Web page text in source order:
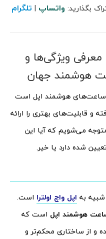
بگذارید: واتساپ | تلگرام
اپل واچ اولترا 2 ؛ معرفی ویژگی‌ها و
هوشمند جهان
ساعت‌های هوشمند اپل است
و قابلیت‌های بهتری را ارائه
می‌شویم که آیا این
شده دارد یا خیر.
اپل واچ اولترا است.
هوشمند اپل است که
و از ساختاری محکم‌تر و